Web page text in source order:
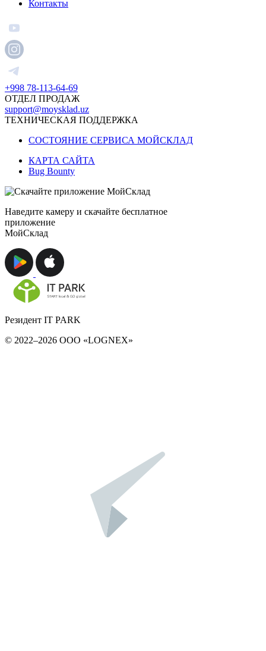
Контакты
+998 78-113-64-69
ОТДЕЛ ПРОДАЖ
support@moysklad.uz
ТЕХНИЧЕСКАЯ ПОДДЕРЖКА
СОСТОЯНИЕ СЕРВИСА МОЙСКЛАД
КАРТА САЙТА
Bug Bounty
Наведите камеру и скачайте бесплатное
приложение
МойСклад
Резидент IT PARK
© 2022–2026 ООО «LOGNEX»